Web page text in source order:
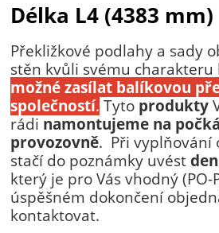
Délka L4 (4383 mm)
Překližkové podlahy a sady
stěn kvůli svému charakteru
možné zasílat balíkovou
společností. Tyto produkty
rádi namontujeme na
provozovně. Při vyplňování
stačí do poznámky uvést
který je pro Vás vhodný (PO-
úspěšném dokončení
kontaktovat.